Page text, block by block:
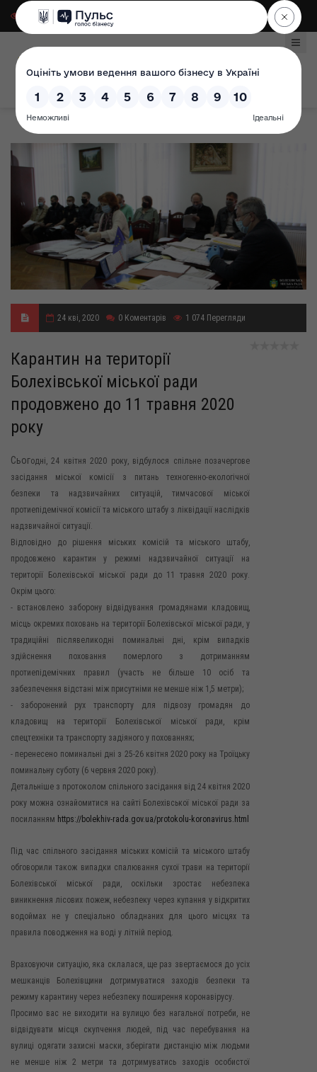
Для слабозорих|
24 кві, 2020 0 Коментарів 1 074 Перегляди
Карантин на території
Болехівської міської ради
продовжено до 11 травня 2020
року
Сьогодні, 24 квітня 2020 року, відбулося спільне позачергове
засідання міської комісії з питань техногенно-екологічної
безпеки та надзвичайних ситуацій, тимчасової міської
протиепідемічної комісії та міського штабу з ліквідації наслідків
надзвичайної ситуації.
Відповідно до рішення міських комісій та міського штабу,
продовжено карантин у режимі надзвичайної ситуації на
території Болехівської міської ради до 11 травня 2020 року.
Окрім цього:
- встановлено заборону відвідування громадянами кладовищ,
місць окремих поховань на території Болехівської міської ради, у
традиційні післявеликодні поминальні дні, крім випадків
здійснення поховання померлого з дотриманням
протиепідемічних правил (участь не більше 10 осіб та
забезпечення відстані між присутніми не менше ніж 1,5 метри);
- заборонений рух транспорту для підвозу громадян до
кладовищ на території Болехівської міської ради, крім
спецтехніки та транспорту задіяного у похованнях;
- перенесено поминальні дні з 25-26 квітня 2020 року на Троїцьку
поминальну суботу (6 червня 2020 року).
Детальніше з протоколом спільного засідання від 24 квітня 2020
року можна ознайомитися на сайті Болехівської міської ради за
посиланням https://bolekhiv-rada.gov.ua/protokolu-koronavirus.html
Під час спільного засідання міських комісій та міського штабу
обговорили також випадки спалювання сухої трави на території
Болехівської міської ради, оскільки зростає небезпека
виникнення лісових пожеж, небезпеку через купання у відкритих
водоймах не у спеціально обладнаних для цього місцях та
правила поводження на воді у літній період.
Враховуючи ситуацію, яка склалася, ще раз звертаємося до усіх
мешканців Болехівщини дотримуватися заходів безпеки та
режиму карантину через небезпеку поширення коронавірусу.
Просимо вас не виходити на вулицю без нагальної потреби, не
відвідувати місця скупчення людей, під час перебування на
вулиці одягати захисні маски, зберігати дистанцію між людьми
не менше ніж 2 метри та дотримуватись заходів особистої